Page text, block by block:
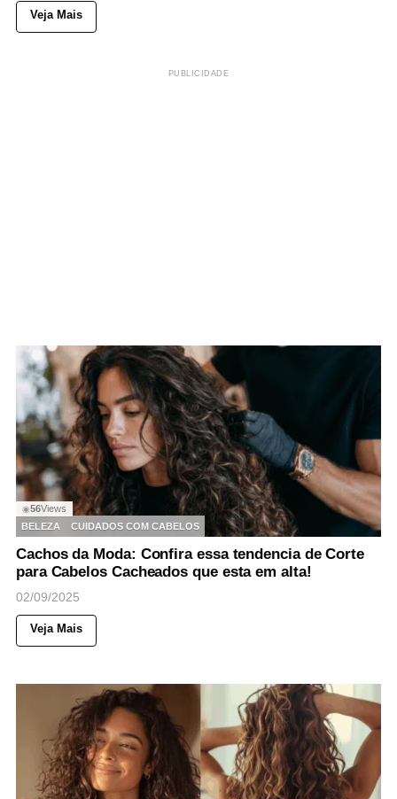
Veja Mais
PUBLICIDADE
◉56Views
BELEZA
CUIDADOS COM CABELOS
Cachos da Moda: Confira essa tendencia de Corte
para Cabelos Cacheados que esta em alta!
02/09/2025
Veja Mais